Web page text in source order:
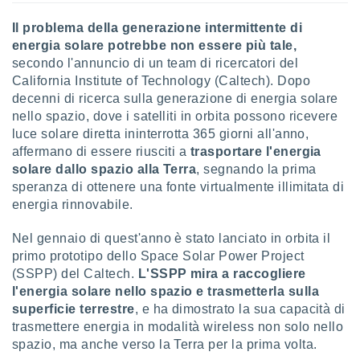
quali la
su
web,
e
di
dati
sulla
Per
tuo
dei
facendo
Il problema della generazione intermittente di
energia solare potrebbe non essere più tale,
secondo l'annuncio di un team di ricercatori del
California Institute of Technology (Caltech). Dopo
decenni di ricerca sulla generazione di energia solare
nello spazio, dove i satelliti in orbita possono ricevere
luce solare diretta ininterrotta 365 giorni all'anno,
affermano di essere riusciti a trasportare l'energia
solare dallo spazio alla Terra, segnando la prima
speranza di ottenere una fonte virtualmente illimitata di
energia rinnovabile.
Nel gennaio di quest'anno è stato lanciato in orbita il
primo prototipo dello Space Solar Power Project
(SSPP) del Caltech. L'SSPP mira a raccogliere
l'energia solare nello spazio e trasmetterla sulla
superficie terrestre, e ha dimostrato la sua capacità di
trasmettere energia in modalità wireless non solo nello
spazio, ma anche verso la Terra per la prima volta.